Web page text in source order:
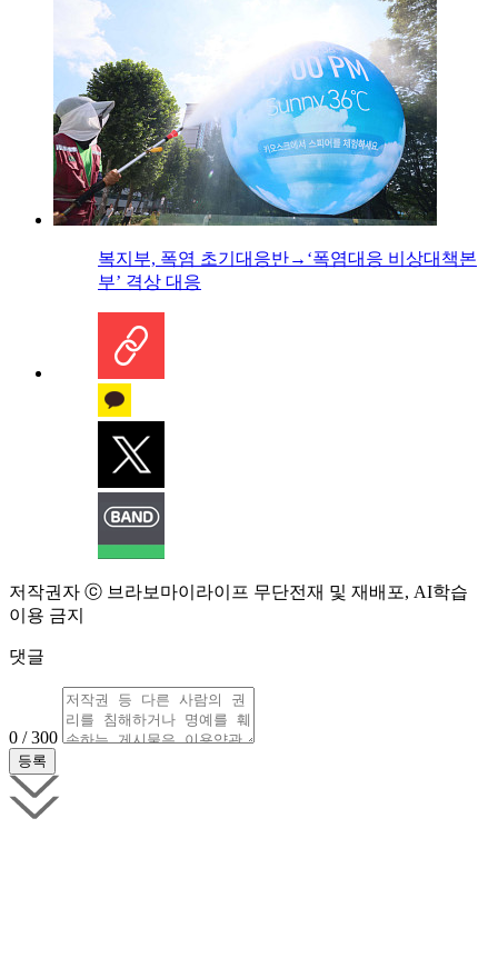
복지부, 폭염 초기대응반→‘폭염대응 비상대책본
부’ 격상 대응
저작권자 ⓒ 브라보마이라이프 무단전재 및 재배포, AI학습
이용 금지
댓글
0 / 300